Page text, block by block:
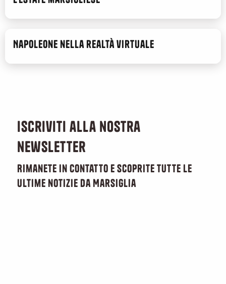
Napoleone nella realtà virtuale
Iscriviti alla nostra
newsletter
Rimanete in contatto e scoprite tutte le
ultime notizie da Marsiglia